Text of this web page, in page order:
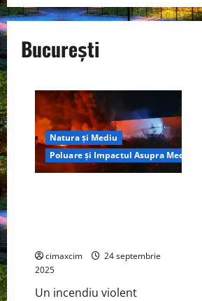
București
Natura și Mediu
Poluare și Impactul Asupra Mediului
cimaxcim
24 septembrie
2025
Un incendiu violent